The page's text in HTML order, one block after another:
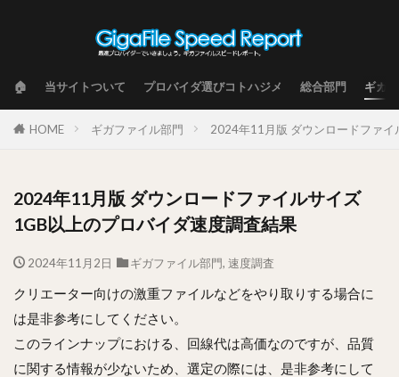
🏠 当サイトついて プロバイダ選びコトハジメ 総合部門 ギガ
HOME ギガファイル部門 2024年11月版 ダウンロードファ
2024年11月版 ダウンロードファイルサイズ
1GB以上のプロバイダ速度調査結果
2024年11月2日 ギガファイル部門, 速度調査
クリエーター向けの激重ファイルなどをやり取りする場合に
は是非参考にしてください。
このラインナップにおける、回線代は高価なのですが、品質
に関する情報が少ないため、選定の際には、是非参考にして